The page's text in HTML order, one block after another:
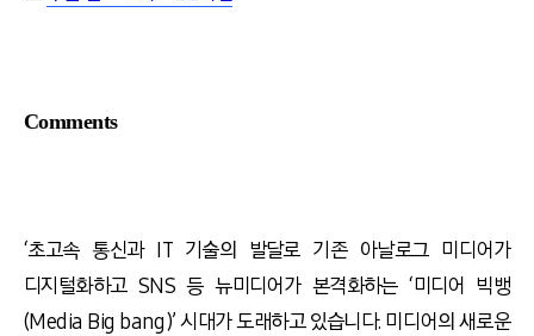
Comments
‘초고속 통신과 IT 기술의 발달로 기존 아날로그 미디어가
디지털화하고 SNS 등 뉴미디어가 본격화하는 ‘미디어 빅뱅
(Media Big bang)’ 시대가 도래하고 있습니다. 미디어의 새로운